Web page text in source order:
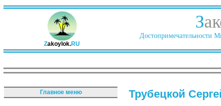
Zakoylok.RU
З
Достопримечательности
Главное меню Трубецкой